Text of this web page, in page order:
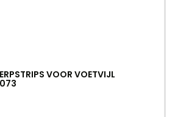
VOOR VOETVIJL